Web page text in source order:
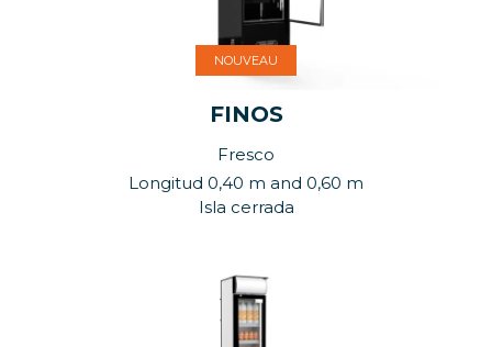
NOUVEAU
FINOS
Fresco
Longitud 0,40 m and 0,60 m
Isla cerrada